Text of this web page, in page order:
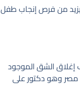
يزيد من فرص إنجاب طفل
إغلاق الشق الموجود
وهو دكتور على